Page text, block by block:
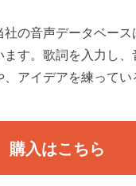
社の音声データベー
ます。歌詞を入力し
、アイデアを練ってい
購入はこちら